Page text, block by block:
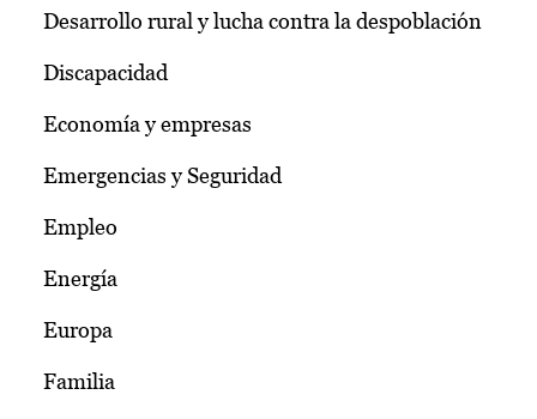
Desarrollo rural y lucha contra la despoblación
Discapacidad
Economía y empresas
Emergencias y Seguridad
Empleo
Energía
Europa
Familia